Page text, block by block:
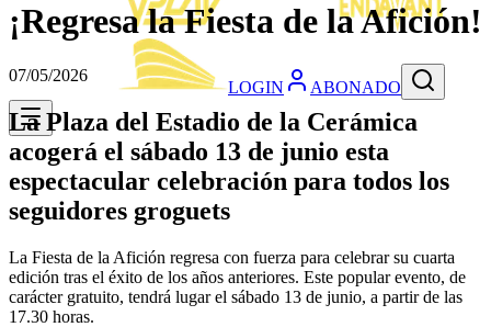
LOGIN ABONADO
¡Regresa la Fiesta de la Afición!
07/05/2026
La Plaza del Estadio de la Cerámica
acogerá el sábado 13 de junio esta
espectacular celebración para todos los
seguidores groguets
La Fiesta de la Afición regresa con fuerza para celebrar su cuarta
edición tras el éxito de los años anteriores. Este popular evento, de
carácter gratuito, tendrá lugar el sábado 13 de junio, a partir de las
17.30 horas.